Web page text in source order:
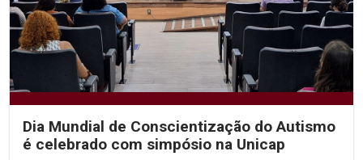
Dia Mundial de Conscientização do Autismo
é celebrado com simpósio na Unicap